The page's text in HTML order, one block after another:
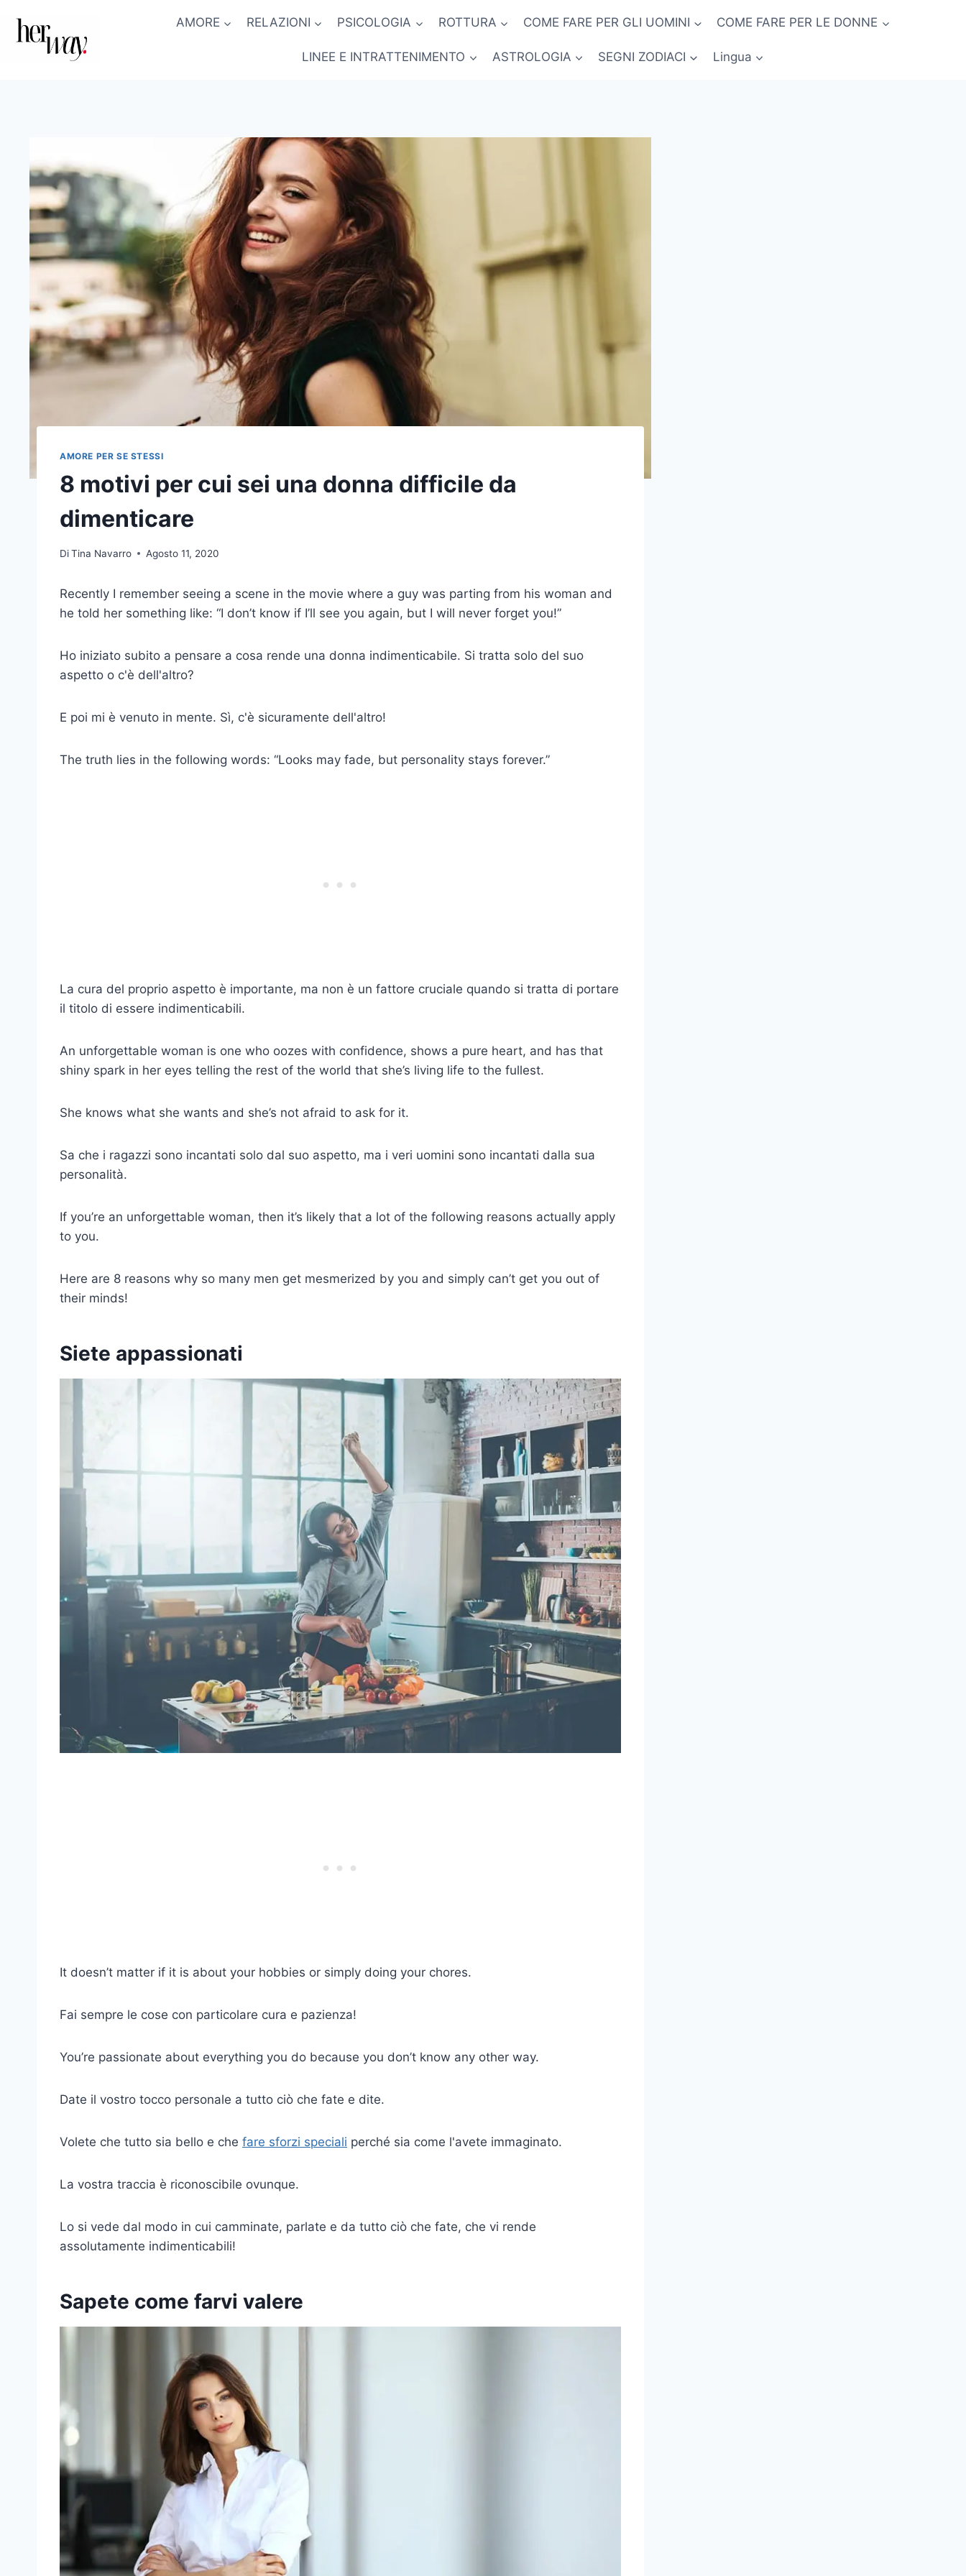
contenuto
AMORE RELAZIONI PSICOLOGIA ROTTURA COME FARE PER GLI UOMINI COME FARE PER LE DONNE
LINEE E INTRATTENIMENTO ASTROLOGIA SEGNI ZODIACI Lingua
AMORE PER SE STESSI
8 motivi per cui sei una donna difficile da
dimenticare
DiTina Navarro Agosto 11, 2020
Recently I remember seeing a scene in the movie where a guy was parting from his woman and
he told her something like: “I don’t know if I’ll see you again, but I will never forget you!”
Ho iniziato subito a pensare a cosa rende una donna indimenticabile. Si tratta solo del suo
aspetto o c'è dell'altro?
E poi mi è venuto in mente. Sì, c'è sicuramente dell'altro!
The truth lies in the following words: “Looks may fade, but personality stays forever.”
La cura del proprio aspetto è importante, ma non è un fattore cruciale quando si tratta di portare
il titolo di essere indimenticabili.
An unforgettable woman is one who oozes with confidence, shows a pure heart, and has that
shiny spark in her eyes telling the rest of the world that she’s living life to the fullest.
She knows what she wants and she’s not afraid to ask for it.
Sa che i ragazzi sono incantati solo dal suo aspetto, ma i veri uomini sono incantati dalla sua
personalità.
If you’re an unforgettable woman, then it’s likely that a lot of the following reasons actually apply
to you.
Here are 8 reasons why so many men get mesmerized by you and simply can’t get you out of
their minds!
Siete appassionati
It doesn’t matter if it is about your hobbies or simply doing your chores.
Fai sempre le cose con particolare cura e pazienza!
You’re passionate about everything you do because you don’t know any other way.
Date il vostro tocco personale a tutto ciò che fate e dite.
Volete che tutto sia bello e che fare sforzi speciali perché sia come l'avete immaginato.
La vostra traccia è riconoscibile ovunque.
Lo si vede dal modo in cui camminate, parlate e da tutto ciò che fate, che vi rende
assolutamente indimenticabili!
Sapete come farvi valere